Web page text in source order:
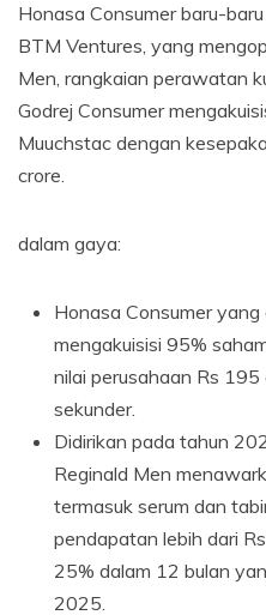
Honasa Consumer baru-
BTM Ventures, yang
Men, rangkaian perawatan
Godrej Consumer
Muuchstac dengan
crore.
dalam gaya:
Honasa Consumer
mengakuisisi 95%
nilai perusahaan Rs 195
sekunder.
Didirikan pada tahun
Reginald Men
termasuk serum dan
pendapatan lebih dari
25% dalam 12 bulan
2025.